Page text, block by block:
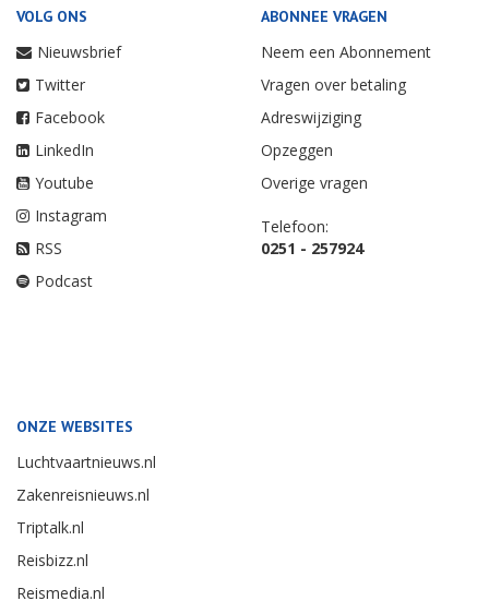
VOLG ONS
Nieuwsbrief
Twitter
Facebook
LinkedIn
Youtube
Instagram
RSS
Podcast
ABONNEE VRAGEN
Neem een Abonnement
Vragen over betaling
Adreswijziging
Opzeggen
Overige vragen
Telefoon:
0251 - 257924
ONZE WEBSITES
Luchtvaartnieuws.nl
Zakenreisnieuws.nl
Triptalk.nl
Reisbizz.nl
Reismedia.nl